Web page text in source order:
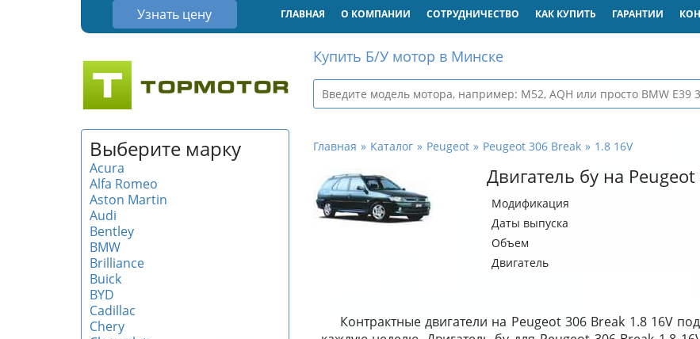
Узнать цену ГЛАВНАЯ О КОМПАНИИ СОТРУДНИЧЕСТВО КАК КУПИТЬ ГАРАНТИИ
Купить Б/У мотор в Минске
Выберите марку
Acura
Alfa Romeo
Aston Martin
Audi
Bentley
BMW
Brilliance
Buick
BYD
Cadillac
Chery
Главная Каталог Peugeot Peugeot 306 Break 1.8 16V
Двигатель бу на
Модификация
Даты выпуска
Объем
Двигатель
Контрактные двигатели на Peugeot 306 Break 1.8 16V